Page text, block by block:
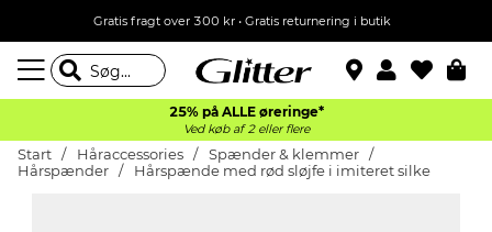
Gratis fragt over 300 kr • Gratis returnering i butik
25% på ALLE øreringe*
Ved køb af 2 eller flere
Start Håraccessories
Spænder & klemmer
Hårspænder
Hårspænde med rød sløjfe i imiteret silke